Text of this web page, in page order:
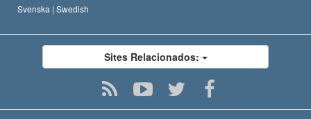
Svenska | Swedish
Sites Relacionados: